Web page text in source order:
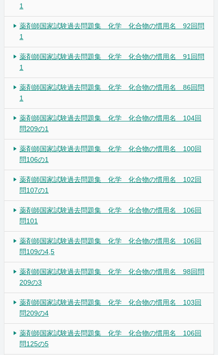
1
薬剤師国家試験過去問題集 化学 化合物の慣用名 92回問
1
薬剤師国家試験過去問題集 化学 化合物の慣用名 91回問
1
薬剤師国家試験過去問題集 化学 化合物の慣用名 86回問
1
薬剤師国家試験過去問題集 化学 化合物の慣用名 104回
問209の1
薬剤師国家試験過去問題集 化学 化合物の慣用名 100回
問106の1
薬剤師国家試験過去問題集 化学 化合物の慣用名 102回
問107の1
薬剤師国家試験過去問題集 化学 化合物の慣用名 106回
問101
薬剤師国家試験過去問題集 化学 化合物の慣用名 106回
問109の4,5
薬剤師国家試験過去問題集 化学 化合物の慣用名 98回問
209の3
薬剤師国家試験過去問題集 化学 化合物の慣用名 103回
問209の4
薬剤師国家試験過去問題集 化学 化合物の慣用名 106回
問125の5